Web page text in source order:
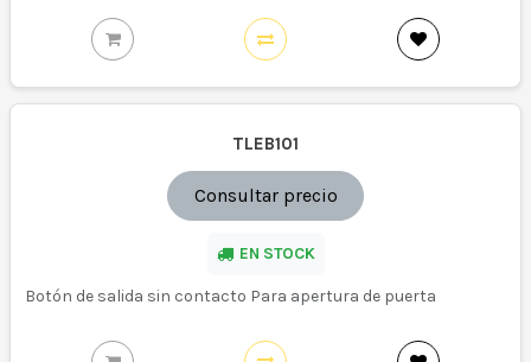
TLEB101
Consultar precio
EN STOCK
Botón de salida sin contacto Para apertura de puerta